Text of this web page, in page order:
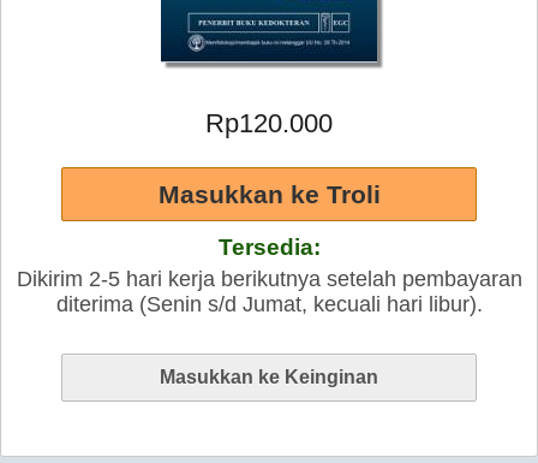
Rp120.000
Tersedia:
Dikirim 2-5 hari kerja berikutnya setelah pembayaran
diterima (Senin s/d Jumat, kecuali hari libur).